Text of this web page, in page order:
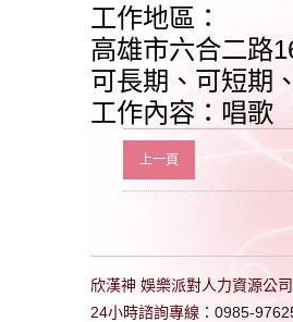
工作地區：
高雄市六合二路
可長期、可短期
工作內容：唱歌
上一頁
欣漢神 娛樂派對人力資源公
24小時諮詢專線： 0985-